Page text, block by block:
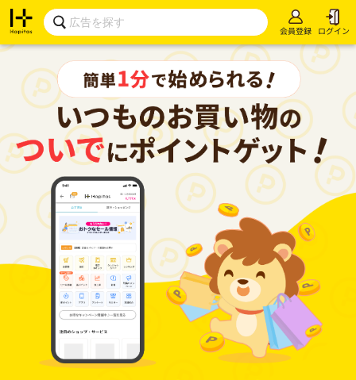
会員登録 ログイン